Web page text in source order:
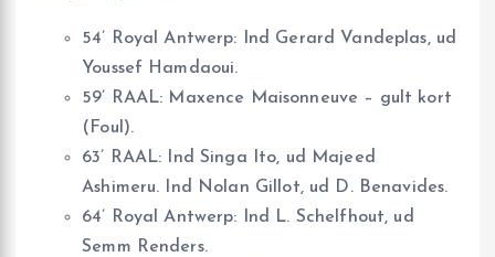
54’ Royal Antwerp: Ind Gerard Vandeplas, ud
Youssef Hamdaoui.
59’ RAAL: Maxence Maisonneuve – gult kort
(Foul).
63’ RAAL: Ind Singa Ito, ud Majeed
Ashimeru. Ind Nolan Gillot, ud D. Benavides.
64’ Royal Antwerp: Ind L. Schelfhout, ud
Semm Renders.